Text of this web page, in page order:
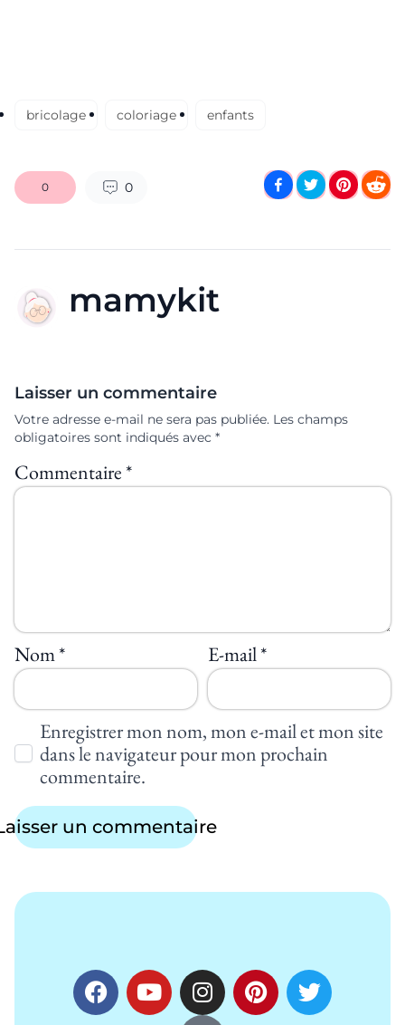
bricolage coloriage enfants
0 0
mamykit
Laisser un commentaire
Votre adresse e-mail ne sera pas publiée. Les champs
obligatoires sont indiqués avec *
Commentaire*
Nom* E-mail*
Enregistrer mon nom, mon e-mail et mon site
dans le navigateur pour mon prochain
commentaire.